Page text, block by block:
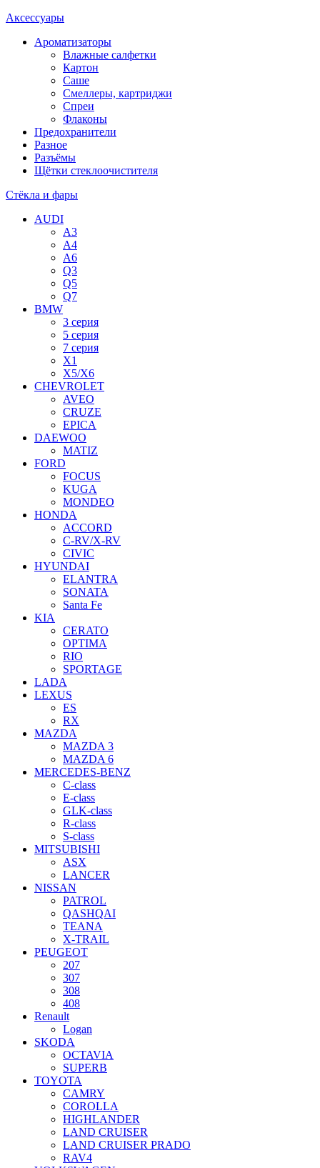
Аксессуары
Ароматизаторы
Влажные салфетки
Картон
Саше
Смеллеры, картриджи
Спреи
Флаконы
Предохранители
Разное
Разъёмы
Щётки стеклоочистителя
Стёкла и фары
AUDI
A3
A4
A6
Q3
Q5
Q7
BMW
3 серия
5 серия
7 серия
X1
X5/X6
CHEVROLET
AVEO
CRUZE
EPICA
DAEWOO
MATIZ
FORD
FOCUS
KUGA
MONDEO
HONDA
ACCORD
C-RV/X-RV
CIVIC
HYUNDAI
ELANTRA
SONATA
Santa Fe
KIA
CERATO
OPTIMA
RIO
SPORTAGE
LADA
LEXUS
ES
RX
MAZDA
MAZDA 3
MAZDA 6
MERCEDES-BENZ
C-class
E-class
GLK-class
R-class
S-class
MITSUBISHI
ASX
LANCER
NISSAN
PATROL
QASHQAI
TEANA
X-TRAIL
PEUGEOT
207
307
308
408
Renault
Logan
SKODA
OCTAVIA
SUPERB
TOYOTA
CAMRY
COROLLA
HIGHLANDER
LAND CRUISER
LAND CRUISER PRADO
RAV4